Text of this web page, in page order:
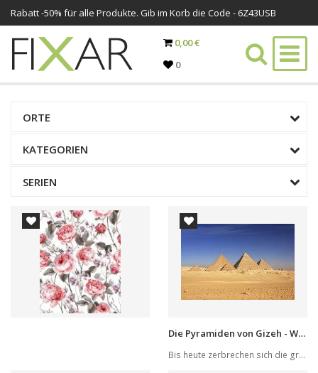
Rabatt -50% für alle Produkte. Gib im Korb die Code - 6Z43USB
0,00 €
0
ORTE
KATEGORIEN
SERIEN
Die Pyramiden von Gizeh - Weltwunder
Bis heute zerbrechen sich die großen Wissenscha...